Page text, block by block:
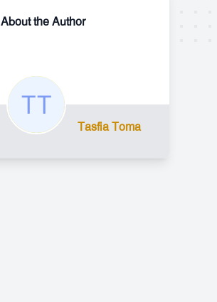
About the Author
Tasfia Toma